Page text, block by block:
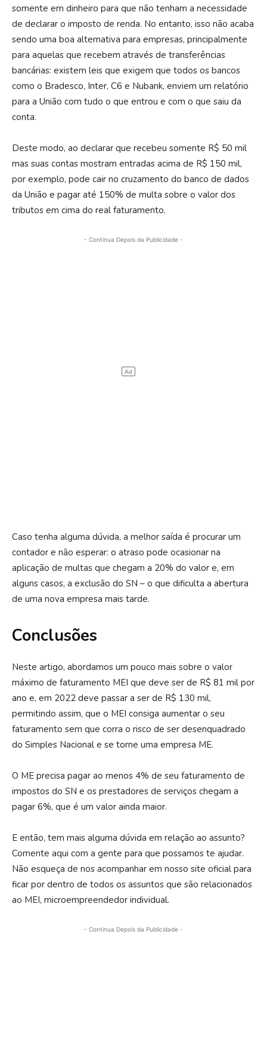
somente em dinheiro para que não tenham a necessidade
de declarar o imposto de renda. No entanto, isso não acaba
sendo uma boa alternativa para empresas, principalmente
para aquelas que recebem através de transferências
bancárias: existem leis que exigem que todos os bancos
como o Bradesco, Inter, C6 e Nubank, enviem um relatório
para a União com tudo o que entrou e com o que saiu da
conta.
Deste modo, ao declarar que recebeu somente R$ 50 mil
mas suas contas mostram entradas acima de R$ 150 mil,
por exemplo, pode cair no cruzamento do banco de dados
da União e pagar até 150% de multa sobre o valor dos
tributos em cima do real faturamento.
- Continua Depois da Publicidade -
Caso tenha alguma dúvida, a melhor saída é procurar um
contador e não esperar: o atraso pode ocasionar na
aplicação de multas que chegam a 20% do valor e, em
alguns casos, a exclusão do SN – o que dificulta a abertura
de uma nova empresa mais tarde.
Conclusões
Neste artigo, abordamos um pouco mais sobre o valor
máximo de faturamento MEI que deve ser de R$ 81 mil por
ano e, em 2022 deve passar a ser de R$ 130 mil,
permitindo assim, que o MEI consiga aumentar o seu
faturamento sem que corra o risco de ser desenquadrado
do Simples Nacional e se torne uma empresa ME.
O ME precisa pagar ao menos 4% de seu faturamento de
impostos do SN e os prestadores de serviços chegam a
pagar 6%, que é um valor ainda maior.
E então, tem mais alguma dúvida em relação ao assunto?
Comente aqui com a gente para que possamos te ajudar.
Não esqueça de nos acompanhar em nosso site oficial para
ficar por dentro de todos os assuntos que são relacionados
ao MEI, microempreendedor individual.
- Continua Depois da Publicidade -